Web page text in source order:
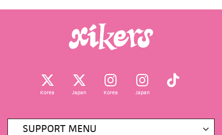
Korea Japan Korea Japan
SUPPORT MENU